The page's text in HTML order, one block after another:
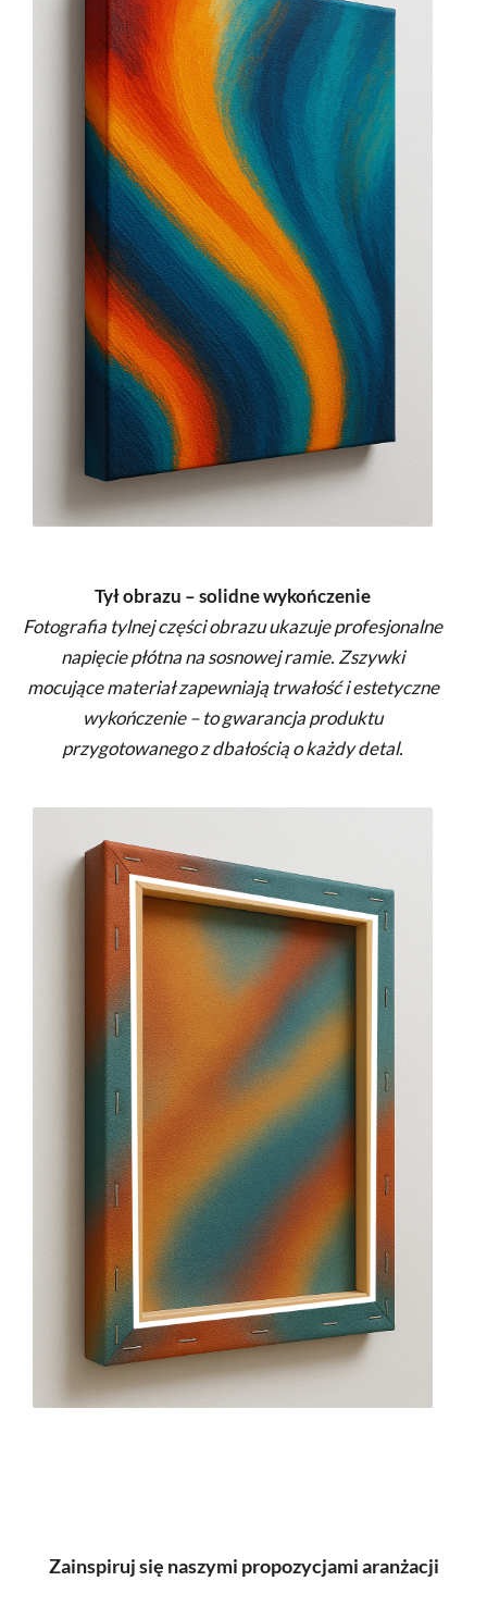
Tył obrazu – solidne wykończenie
Fotografia tylnej części obrazu ukazuje profesjonalne
napięcie płótna na sosnowej ramie. Zszywki
mocujące materiał zapewniają trwałość i estetyczne
wykończenie – to gwarancja produktu
przygotowanego z dbałością o każdy detal.
Zainspiruj się naszymi propozycjami aranżacji